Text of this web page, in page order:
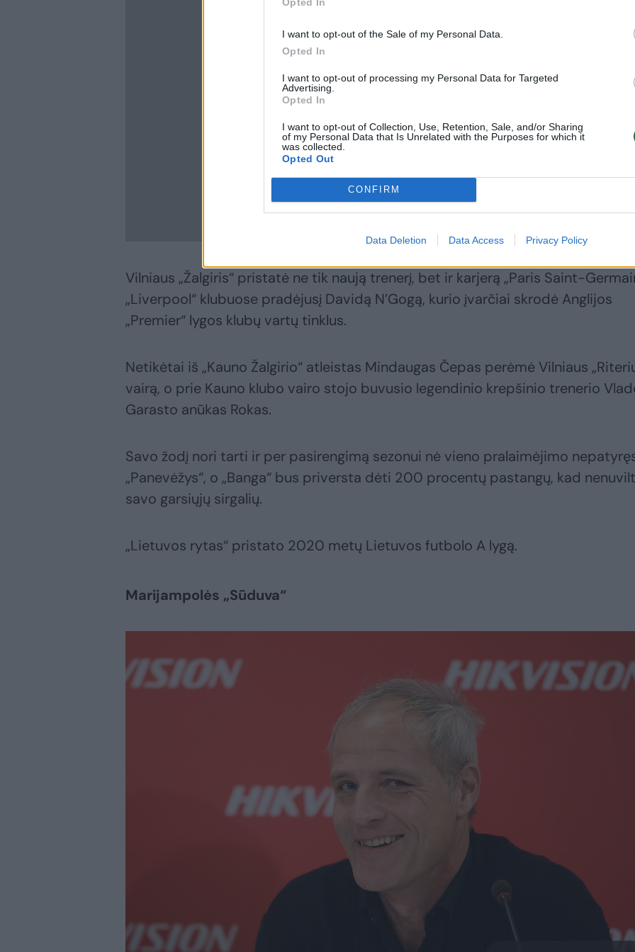
I want to opt-out of the Sale of my Personal Data.
Opted In
I want to opt-out of processing my Personal Data for Targeted
Advertising.
Opted In
I want to opt-out of Collection, Use, Retention, Sale, and/or Sharing
of my Personal Data that Is Unrelated with the Purposes for which it
was collected.
Opted Out
CONFIRM
Data Deletion Data Access Privacy Policy
Vilniaus „Žalgiris“ pristatė ne tik naują trenerį, bet ir karjerą „Paris Saint-
„Liverpool“ klubuose pradėjusį Davidą N’Gogą, kurio įvarčiai skrodė Anglijos
„Premier“ lygos klubų vartų tinklus.
Netikėtai iš „Kauno Žalgirio“ atleistas Mindaugas Čepas perėmė Vilniaus
vairą, o prie Kauno klubo vairo stojo buvusio legendinio krepšinio trenerio
Garasto anūkas Rokas.
Savo žodį nori tarti ir per pasirengimą sezonui nė vieno pralaimėjimo
„Panevėžys“, o „Banga“ bus priversta dėti 200 procentų pastangų, kad
savo garsiųjų sirgalių.
„Lietuvos rytas“ pristato 2020 metų Lietuvos futbolo A lygą.
Marijampolės „Sūduva“​